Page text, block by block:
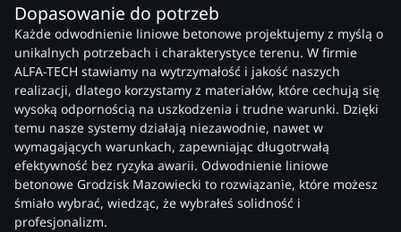
Dopasowanie do potrzeb
Każde odwodnienie liniowe betonowe projektujemy z myślą o
unikalnych potrzebach i charakterystyce terenu. W firmie
ALFA-TECH stawiamy na wytrzymałość i jakość naszych
realizacji, dlatego korzystamy z materiałów, które cechują się
wysoką odpornością na uszkodzenia i trudne warunki. Dzięki
temu nasze systemy działają niezawodnie, nawet w
wymagających warunkach, zapewniając długotrwałą
efektywność bez ryzyka awarii. Odwodnienie liniowe
betonowe Grodzisk Mazowiecki to rozwiązanie, które możesz
śmiało wybrać, wiedząc, że wybrałeś solidność i
profesjonalizm.